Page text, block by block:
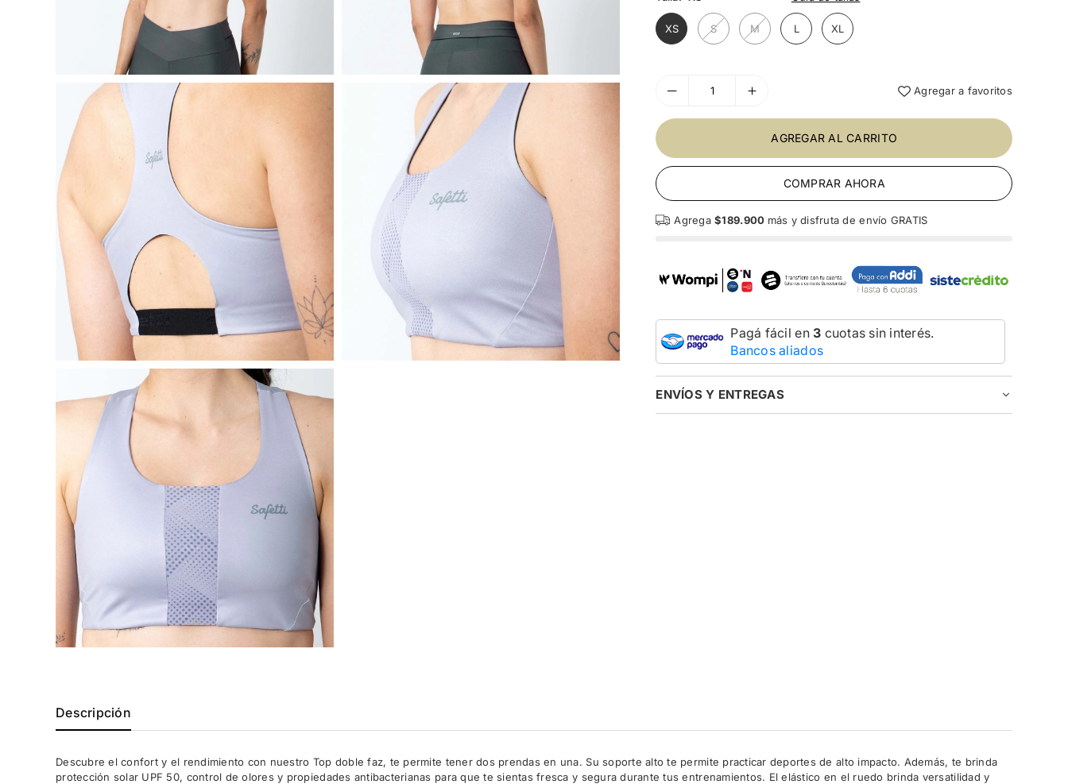
XS S M L XL
Agregar a favoritos
AGREGAR AL CARRITO
COMPRAR AHORA
Agrega$189.900 más y disfruta de envío GRATIS
Pagá fácil en 3 cuotas sin interés.
Bancos aliados
ENVÍOS Y ENTREGAS
Descripción
Descubre el confort y el rendimiento con nuestro Top doble faz, te permite tener dos prendas en una. Su soporte alto te permite practicar deportes de alto impacto. Además, te brinda
protección solar UPF 50, control de olores y propiedades antibacterianas para que te sientas fresca y segura durante tus entrenamientos. El elástico en el ruedo brinda versatilidad y